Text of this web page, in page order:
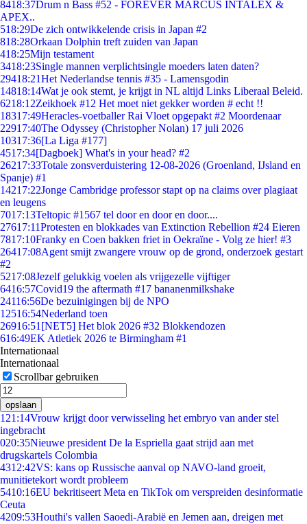
8418:37Drum n Bass #52 - FOREVER MARCUS INTALEX &
APEX..
518:29De zich ontwikkelende crisis in Japan #2
818:28Orkaan Dolphin treft zuiden van Japan
418:25Mijn testament
3418:23Single mannen verplichtsingle moeders laten daten?
29418:21Het Nederlandse tennis #35 - Lamensgodin
14818:14Wat je ook stemt, je krijgt in NL altijd Links Liberaal Beleid.
6218:12Zeikhoek #12 Het moet niet gekker worden # echt !!
18317:49Heracles-voetballer Rai Vloet opgepakt #2 Moordenaar
22917:40The Odyssey (Christopher Nolan) 17 juli 2026
10317:36[La Liga #177]
4517:34[Dagboek] What's in your head? #2
26217:33Totale zonsverduistering 12-08-2026 (Groenland, IJsland en
Spanje) #1
14217:22Jonge Cambridge professor stapt op na claims over plagiaat
en leugens
7017:13Teltopic #1567 tel door en door en door....
27617:11Protesten en blokkades van Extinction Rebellion #24 Eieren
7817:10Franky en Coen bakken friet in Oekraïne - Volg ze hier! #3
26417:08Agent smijt zwangere vrouw op de grond, onderzoek gestart
#2
5217:08Jezelf gelukkig voelen als vrijgezelle vijftiger
6416:57Covid19 the aftermath #17 bananenmilkshake
24116:56De bezuinigingen bij de NPO
12516:54Nederland toen
26916:51 [NET5] Het blok 2026 #32 Blokkendozen
616:49EK Atletiek 2026 te Birmingham #1
Internationaal
Internationaal
Scrollbar gebruiken
opslaan
1 21:14Vrouw krijgt door verwisseling het embryo van ander stel
ingebracht
020:35Nieuwe president De la Espriella gaat strijd aan met
drugskartels Colombia
4312:42VS: kans op Russische aanval op NAVO-land groeit,
munitietekort wordt probleem
5410:16EU bekritiseert Meta en TikTok om verspreiden desinformatie
Ceuta
4209:53Houthi's vallen Saoedi-Arabië en Jemen aan, dreigen met